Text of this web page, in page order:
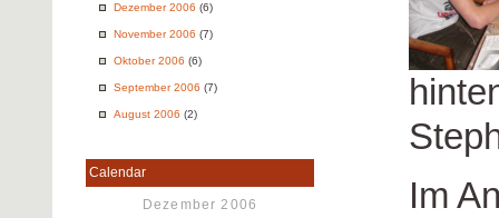
Dezember 2006 (6)
November 2006 (7)
Oktober 2006 (6)
September 2006 (7)
August 2006 (2)
Calendar
Dezember 2006
Im